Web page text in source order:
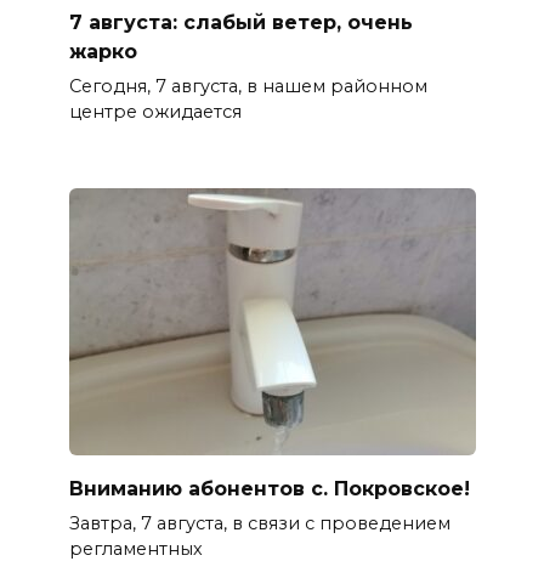
7 августа: слабый ветер, очень
жарко
Сегодня, 7 августа, в нашем районном
центре ожидается
Вниманию абонентов с. Покровское!
Завтра, 7 августа, в связи с проведением
регламентных